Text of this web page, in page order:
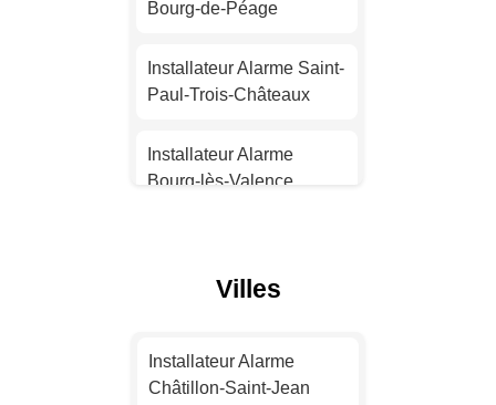
Strasbourg
Montpellier
Installateur Alarme Lille
Installateur Alarme
Rennes
Bourg-de-Péage
Installateur Alarme Saint-
Paul-Trois-Châteaux
Installateur Alarme
Bourg-lès-Valence
Montélimar
Villes
Installateur Alarme
Châtillon-Saint-Jean